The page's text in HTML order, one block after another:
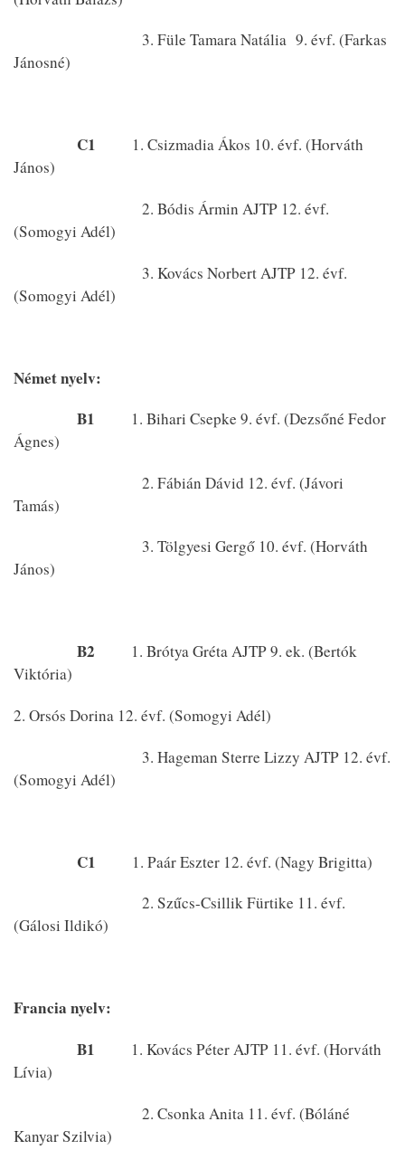
3. Füle Tamara Natália 9. évf. (Farkas
Jánosné)
C1
1. Csizmadia Ákos 10. évf. (Horváth
János)
2. Bódis Ármin AJTP 12. évf.
(Somogyi Adél)
3. Kovács Norbert AJTP 12. évf.
(Somogyi Adél)
Német nyelv:
B1 1. Bihari Csepke 9. évf. (Dezsőné Fedor
Ágnes)
2. Fábián Dávid 12. évf. (Jávori
Tamás)
3. Tölgyesi Gergő 10. évf. (Horváth
János)
B2 1. Brótya Gréta AJTP 9. ek. (Bertók
Viktória)
2. Orsós Dorina 12. évf. (Somogyi Adél)
3. Hageman Sterre Lizzy AJTP 12. évf.
(Somogyi Adél)
C1 1. Paár Eszter 12. évf. (Nagy Brigitta)
2. Szűcs-Csillik Fürtike 11. évf.
(Gálosi Ildikó)
Francia nyelv:
B1 1. Kovács Péter AJTP 11. évf. (Horváth
Lívia)
2. Csonka Anita 11. évf. (Bóláné
Kanyar Szilvia)